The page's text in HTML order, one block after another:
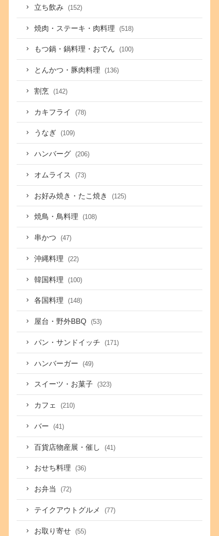
立ち飲み (152)
焼肉・ステーキ・肉料理 (518)
もつ鍋・鍋料理・おでん (100)
とんかつ・豚肉料理 (136)
割烹 (142)
カキフライ (78)
うなぎ (109)
ハンバーグ (206)
オムライス (73)
お好み焼き・たこ焼き (125)
焼鳥・鳥料理 (108)
串かつ (47)
沖縄料理 (22)
韓国料理 (100)
各国料理 (148)
屋台・野外BBQ (53)
パン・サンドイッチ (171)
ハンバーガー (49)
スイーツ・お菓子 (323)
カフェ (210)
バー (41)
百貨店物産展・催し (41)
おせち料理 (36)
お弁当 (72)
テイクアウトグルメ (77)
お取り寄せ (55)